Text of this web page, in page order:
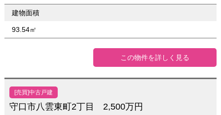
建物面積
93.54㎡
この物件を詳しく見る
[売買]中古戸建
守口市八雲東町2丁目 2,500万円